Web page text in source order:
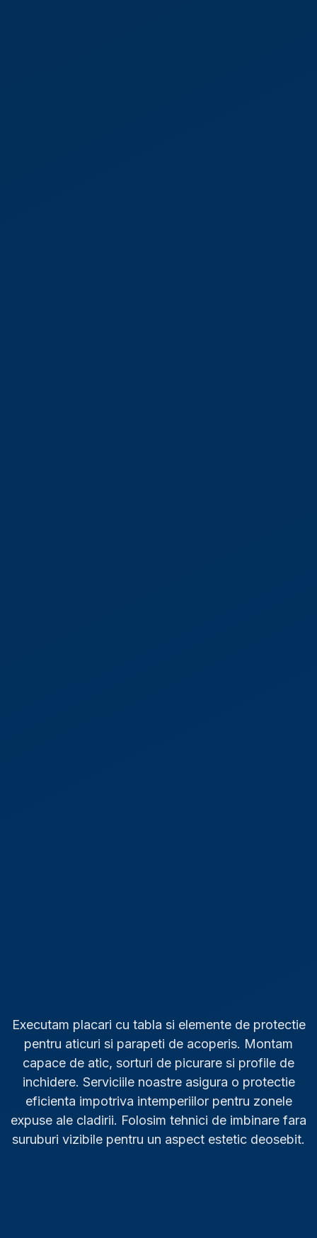
Executam placari cu tabla si elemente de protectie
pentru aticuri si parapeti de acoperis. Montam
capace de atic, sorturi de picurare si profile de
inchidere. Serviciile noastre asigura o protectie
eficienta impotriva intemperiilor pentru zonele
expuse ale cladirii. Folosim tehnici de imbinare fara
suruburi vizibile pentru un aspect estetic deosebit.